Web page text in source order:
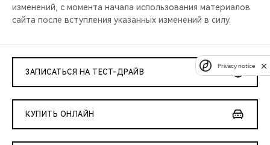
изменений, с момента начала использования материалов
сайта после вступления указанных изменений в силу.
ЗАПИСАТЬСЯ НА ТЕСТ-ДРАЙВ
КУПИТЬ ОНЛАЙН
Privacy notice